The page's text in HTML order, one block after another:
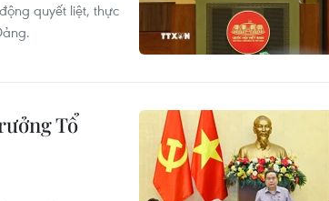
quyết liệt, thực
Tổ